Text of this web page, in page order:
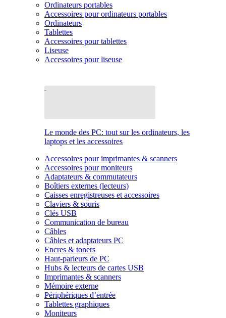
Ordinateurs portables
Accessoires pour ordinateurs portables
Ordinateurs
Tablettes
Accessoires pour tablettes
Liseuse
Accessoires pour liseuse
Le monde des PC: tout sur les ordinateurs, les
laptops et les accessoires
Accessoires pour imprimantes & scanners
Accessoires pour moniteurs
Adaptateurs & commutateurs
Boîtiers externes (lecteurs)
Caisses enregistreuses et accessoires
Claviers & souris
Clés USB
Communication de bureau
Câbles
Câbles et adaptateurs PC
Encres & toners
Haut-parleurs de PC
Hubs & lecteurs de cartes USB
Imprimantes & scanners
Mémoire externe
Périphériques d’entrée
Tablettes graphiques
Moniteurs